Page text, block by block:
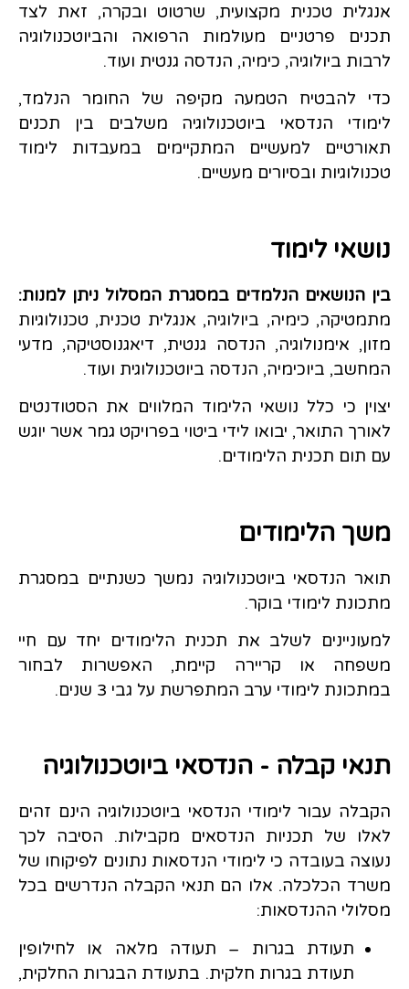
אנגלית טכנית מקצועית, שרטוט ובקרה, זאת לצד
תכנים פרטניים מעולמות הרפואה והביוטכנולוגיה
לרבות ביולוגיה, כימיה, הנדסה גנטית ועוד.
כדי להבטיח הטמעה מקיפה של החומר הנלמד,
לימודי הנדסאי ביוטכנולוגיה משלבים בין תכנים
תאורטיים למעשיים המתקיימים במעבדות לימוד
טכנולוגיות ובסיורים מעשיים.
נושאי לימוד
בין הנושאים הנלמדים במסגרת המסלול ניתן למנות:
מתמטיקה, כימיה, ביולוגיה, אנגלית טכנית, טכנולוגיות
מזון, אימנולוגיה, הנדסה גנטית, דיאגנוסטיקה, מדעי
המחשב, ביוכימיה, הנדסה ביוטכנולוגית ועוד.
יצוין כי כלל נושאי הלימוד המלווים את הסטודנטים
לאורך התואר, יבואו לידי ביטוי בפרויקט גמר אשר יוגש
עם תום תכנית הלימודים.
משך הלימודים
תואר הנדסאי ביוטכנולוגיה נמשך כשנתיים במסגרת
מתכונת לימודי בוקר.
למעוניינים לשלב את תכנית הלימודים יחד עם חיי
משפחה או קריירה קיימת, האפשרות לבחור
במתכונת לימודי ערב המתפרשת על גבי 3 שנים.
תנאי קבלה - הנדסאי ביוטכנולוגיה
הקבלה עבור לימודי הנדסאי ביוטכנולוגיה הינם זהים
לאלו של תכניות הנדסאים מקבילות. הסיבה לכך
נעוצה בעובדה כי לימודי הנדסאות נתונים לפיקוחו של
משרד הכלכלה. אלו הם תנאי הקבלה הנדרשים בכל
מסלולי ההנדסאות:
תעודת בגרות – תעודה מלאה או לחילופין
תעודת בגרות חלקית. בתעודת הבגרות החלקית,